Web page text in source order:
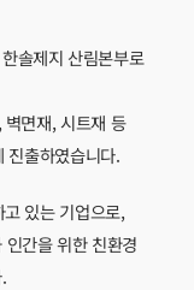
솔제지 산림본부로
면재, 시트재 등
진출하였습니다.
있는 기업으로,
간을 위한 친환경